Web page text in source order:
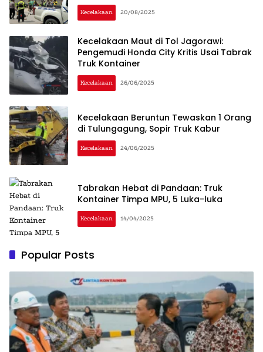
Kecelakaan 20/08/2025
Kecelakaan Maut di Tol Jagorawi:
Pengemudi Honda City Kritis Usai Tabrak
Truk Kontainer
Kecelakaan 26/06/2025
Kecelakaan Beruntun Tewaskan 1 Orang
di Tulungagung, Sopir Truk Kabur
Kecelakaan 24/06/2025
Tabrakan Hebat di Pandaan: Truk
Kontainer Timpa MPU, 5 Luka-luka
Kecelakaan 14/04/2025
Popular Posts